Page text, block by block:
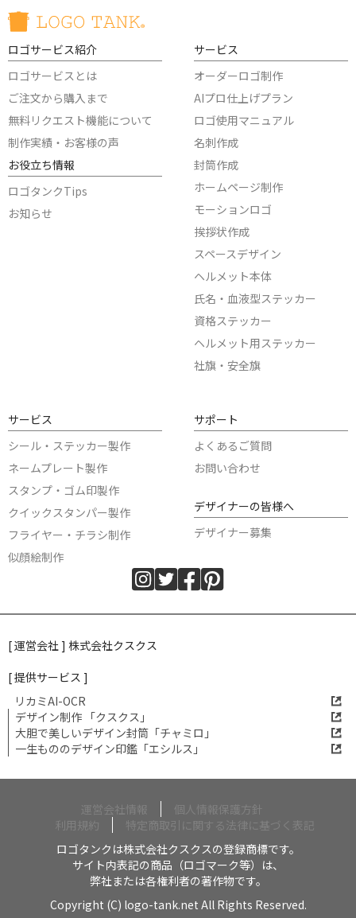
ロゴサービス紹介
ロゴサービスとは
ご注文から購入まで
無料リクエスト機能について
制作実績・お客様の声
お役立ち情報
ロゴタンクTips
お知らせ
サービス
オーダーロゴ制作
AIプロ仕上げプラン
ロゴ使用マニュアル
名刺作成
封筒作成
ホームページ制作
モーションロゴ
挨拶状作成
スペースデザイン
ヘルメット本体
氏名・血液型ステッカー
資格ステッカー
ヘルメット用ステッカー
社旗・安全旗
サービス
シール・ステッカー製作
ネームプレート製作
スタンプ・ゴム印製作
クイックスタンパー製作
フライヤー・チラシ制作
似顔絵制作
サポート
よくあるご質問
お問い合わせ
デザイナーの皆様へ
デザイナー募集
[ 運営会社 ] 株式会社クスクス
[ 提供サービス ]
リカミAI-OCR
デザイン制作 「クスクス」
大胆で美しいデザイン封筒「チャミロ」
一生もののデザイン印鑑「エシルス」
運営会社情報
個人情報保護方針
利用規約
特定商取引に関する法律に基づく表記
ロゴタンクは株式会社クスクスの登録商標です。
サイト内表記の商品（ロゴマーク等）は、
弊社または各権利者の著作物です。
Copyright (C) logo-tank.net All Rights Reserved.